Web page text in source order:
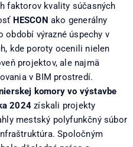
faktorov kvality súčasných
HESCON ako generálny
období výrazné úspechy v
kde poroty ocenili nielen
projektov, ale najmä
v BIM prostredí.
komory vo výstavbe
2024 získali projekty
mestský polyfunkčný súbor
Spoločným